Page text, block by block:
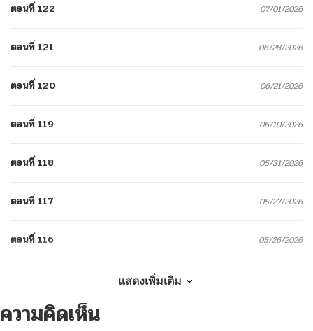
ตอนที่ 122 07/01/2026
ตอนที่ 121 06/28/2026
ตอนที่ 120 06/21/2026
ตอนที่ 119 06/10/2026
ตอนที่ 118 05/31/2026
ตอนที่ 117 05/27/2026
ตอนที่ 116 05/26/2026
ตอนที่ 114
แสดงเพิ่มเติม
ความคิดเห็น